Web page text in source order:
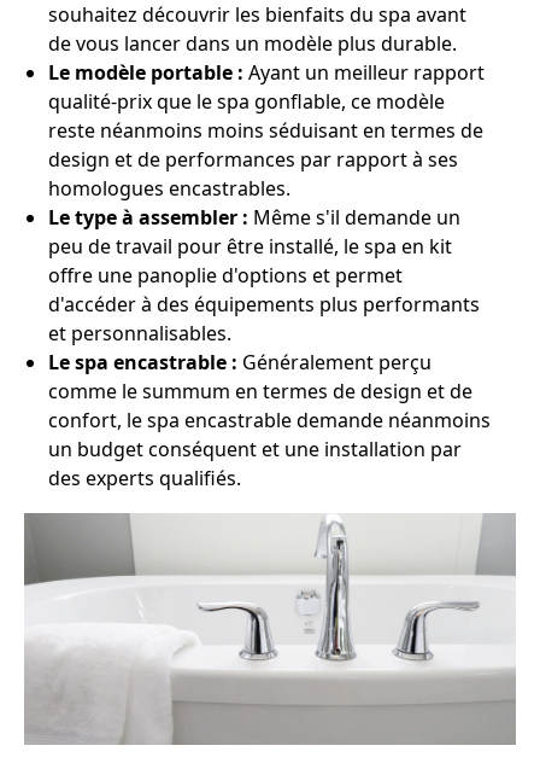
souhaitez découvrir les bienfaits du spa avant
de vous lancer dans un modèle plus durable.
Le modèle portable : Ayant un meilleur rapport
qualité-prix que le spa gonflable, ce modèle
reste néanmoins moins séduisant en termes de
design et de performances par rapport à ses
homologues encastrables.
Le type à assembler : Même s'il demande un
peu de travail pour être installé, le spa en kit
offre une panoplie d'options et permet
d'accéder à des équipements plus performants
et personnalisables.
Le spa encastrable : Généralement perçu
comme le summum en termes de design et de
confort, le spa encastrable demande néanmoins
un budget conséquent et une installation par
des experts qualifiés.